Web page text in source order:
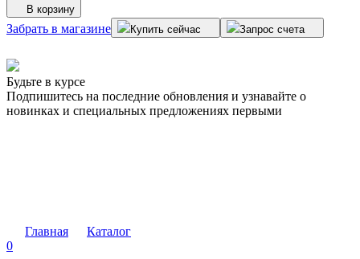
В корзину
Забрать в магазине Купить сейчас Запрос счета
Будьте в курсе
Подпишитесь на последние обновления и узнавайте о
новинках и специальных предложениях первыми
Главная
Каталог
0